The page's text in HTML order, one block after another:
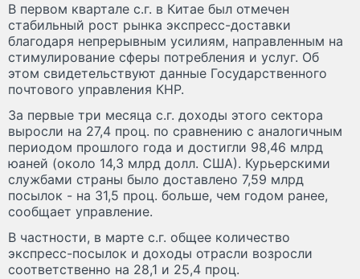
В первом квартале с.г. в Китае был отмечен
стабильный рост рынка экспресс-доставки
благодаря непрерывным усилиям, направленным на
стимулирование сферы потребления и услуг. Об
этом свидетельствуют данные Государственного
почтового управления КНР.
За первые три месяца с.г. доходы этого сектора
выросли на 27,4 проц. по сравнению с аналогичным
периодом прошлого года и достигли 98,46 млрд
юаней (около 14,3 млрд долл. США). Курьерскими
службами страны было доставлено 7,59 млрд
посылок - на 31,5 проц. больше, чем годом ранее,
сообщает управление.
В частности, в марте с.г. общее количество
экспресс-посылок и доходы отрасли возросли
соответственно на 28,1 и 25,4 проц.